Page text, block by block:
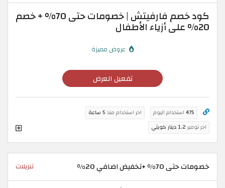
كود خصم فارفيتش | خصومات حتى 70% + خصم
20% على أزياء الأطفال
عروض مميزة
تفعيل العرض
475 استخدام اليوم اخر استخدام منذ 5 ساعة
اخر توفير 1.2 دينار كويتي
خصومات حتى 70% +تخفيض اضافي 20% تنزيلات